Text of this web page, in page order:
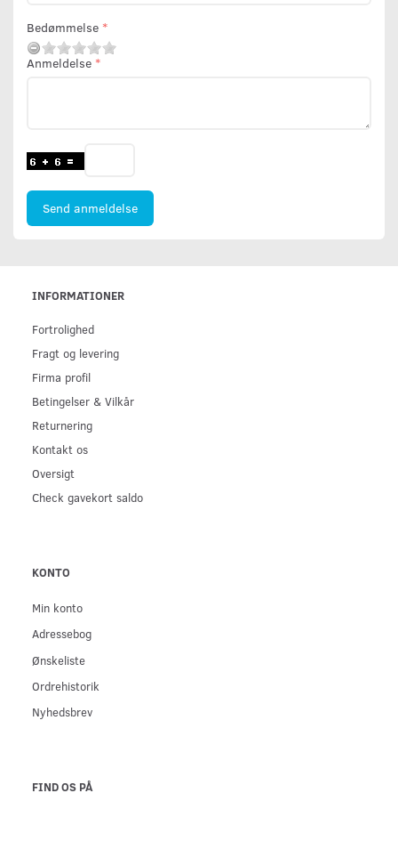
Bedømmelse
Anmeldelse
Send anmeldelse
INFORMATIONER
Fortrolighed
Fragt og levering
Firma profil
Betingelser & Vilkår
Returnering
Kontakt os
Oversigt
Check gavekort saldo
KONTO
Min konto
Adressebog
Ønskeliste
Ordrehistorik
Nyhedsbrev
FIND OS PÅ